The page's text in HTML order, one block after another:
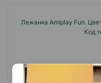
Лежанка Amiplay Fun.
Код